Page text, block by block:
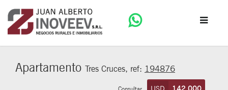
Apartamento Tres Cruces, ref: 194876
USD 142.000